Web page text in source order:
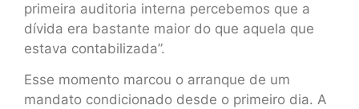
primeira auditoria interna percebemos que a
dívida era bastante maior do que aquela que
estava contabilizada”.
Esse momento marcou o arranque de um
mandato condicionado desde o primeiro dia. A